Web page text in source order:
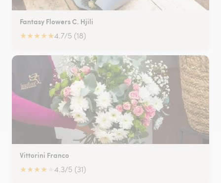
Fantasy Flowers C. Hjili
★★★★★4.7/5 (18)
Vittorini Franco
★★★★ 4.3/5 (31)